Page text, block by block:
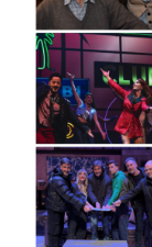
Ciudad
Deportes
Arte
y
Espectáculos
Policiales
Cartelera